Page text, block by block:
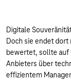
Digitale
Doch sie endet
bewertet, sollte auf
Anbieters über
effizientem